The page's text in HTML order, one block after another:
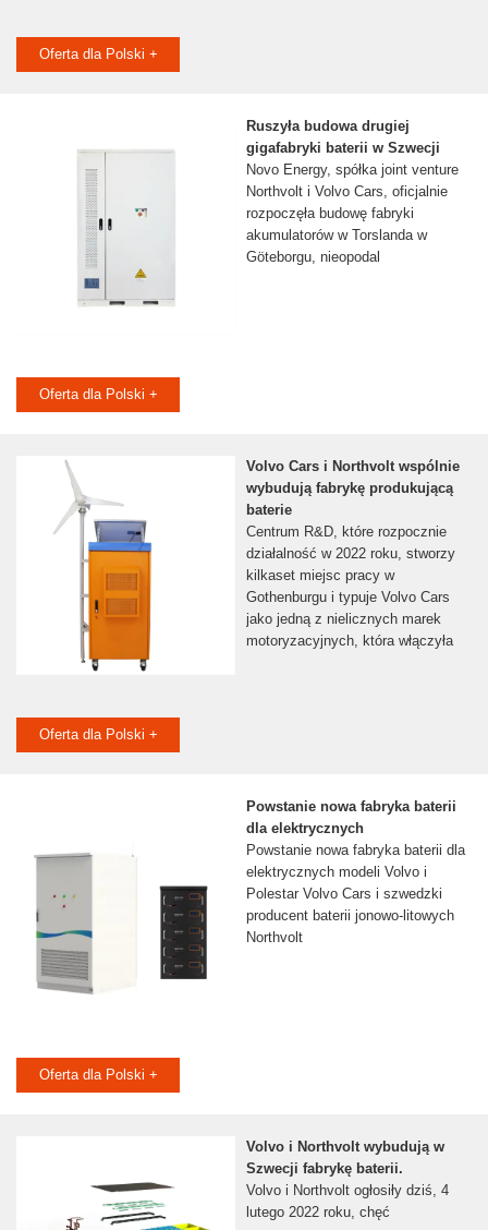
Oferta dla Polski +
Ruszyła budowa drugiej
gigafabryki baterii w Szwecji
Novo Energy, spółka joint venture
Northvolt i Volvo Cars, oficjalnie
rozpoczęła budowę fabryki
akumulatorów w Torslanda w
Göteborgu, nieopodal
Oferta dla Polski +
Volvo Cars i Northvolt wspólnie
wybudują fabrykę produkującą
baterie
Centrum R&D, które rozpocznie
działalność w 2022 roku, stworzy
kilkaset miejsc pracy w
Gothenburgu i typuje Volvo Cars
jako jedną z nielicznych marek
motoryzacyjnych, która włączyła
Oferta dla Polski +
Powstanie nowa fabryka baterii
dla elektrycznych
Powstanie nowa fabryka baterii dla
elektrycznych modeli Volvo i
Polestar Volvo Cars i szwedzki
producent baterii jonowo-litowych
Northvolt
Oferta dla Polski +
Volvo i Northvolt wybudują w
Szwecji fabrykę baterii.
Volvo i Northvolt ogłosiły dziś, 4
lutego 2022 roku, chęć